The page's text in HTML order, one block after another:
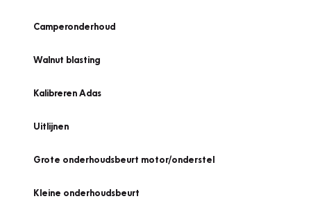
Camperonderhoud
Walnut blasting
Kalibreren Adas
Uitlijnen
Grote onderhoudsbeurt motor/onderstel
Kleine onderhoudsbeurt